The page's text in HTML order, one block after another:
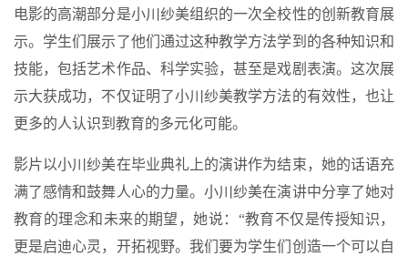
电影的高潮部分是小川纱美组织的一次全校性的创新教育展
示。学生们展示了他们通过这种教学方法学到的各种知识和
技能，包括艺术作品、科学实验，甚至是戏剧表演。这次展
示大获成功，不仅证明了小川纱美教学方法的有效性，也让
更多的人认识到教育的多元化可能。
影片以小川纱美在毕业典礼上的演讲作为结束，她的话语充
满了感情和鼓舞人心的力量。小川纱美在演讲中分享了她对
教育的理念和未来的期望，她说：“教育不仅是传授知识，
更是启迪心灵，开拓视野。我们要为学生们创造一个可以自